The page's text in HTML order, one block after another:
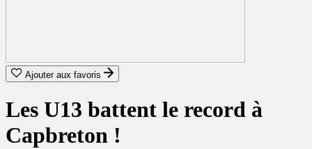
Ajouter aux favoris
Les U13 battent le record à
Capbreton !